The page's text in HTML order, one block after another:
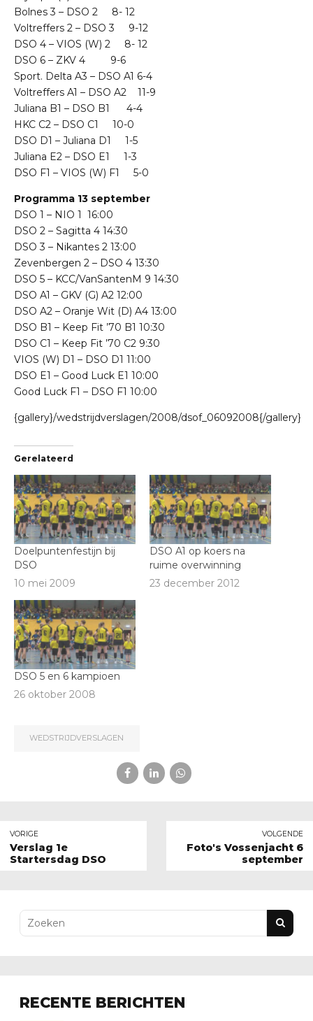
Bolnes 3 – DSO 2 8- 12
Voltreffers 2 – DSO 3 9-12
DSO 4 – VIOS (W) 2 8- 12
DSO 6 – ZKV 4 9-6
Sport. Delta A3 – DSO A1 6-4
Voltreffers A1 – DSO A2 11-9
Juliana B1 – DSO B1 4-4
HKC C2 – DSO C1 10-0
DSO D1 – Juliana D1 1-5
Juliana E2 – DSO E1 1-3
DSO F1 – VIOS (W) F1 5-0
Programma 13 september
DSO 1 – NIO 1 16:00
DSO 2 – Sagitta 4 14:30
DSO 3 – Nikantes 2 13:00
Zevenbergen 2 – DSO 4 13:30
DSO 5 – KCC/VanSantenM 9 14:30
DSO A1 – GKV (G) A2 12:00
DSO A2 – Oranje Wit (D) A4 13:00
DSO B1 – Keep Fit ’70 B1 10:30
DSO C1 – Keep Fit ’70 C2 9:30
VIOS (W) D1 – DSO D1 11:00
DSO E1 – Good Luck E1 10:00
Good Luck F1 – DSO F1 10:00
{gallery}/wedstrijdverslagen/2008/dsof_06092008{/gallery}
Gerelateerd
Doelpuntenfestijn bij
DSO
10 mei 2009
DSO A1 op koers na
ruime overwinning
23 december 2012
DSO 5 en 6 kampioen
26 oktober 2008
WEDSTRIJDVERSLAGEN
VORIGE
Verslag 1e
Startersdag DSO
VOLGENDE
Foto's Vossenjacht 6
september
RECENTE BERICHTEN